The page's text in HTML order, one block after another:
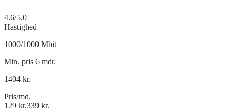
4.6/5,0
Hastighed
1000/1000 Mbit
Min. pris 6 mdr.
1404 kr.
Pris/md.
129 kr.339 kr.